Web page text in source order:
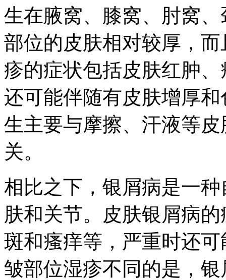
生在腋窝、膝窝、肘窝
部位的皮肤相对较厚，
疹的症状包括皮肤红肿
还可能伴随有皮肤增厚
生主要与摩擦、汗液等
关。
相比之下，银屑病是一
肤和关节。皮肤银屑病
斑和瘙痒等，严重时还
皱部位湿疹不同的是，